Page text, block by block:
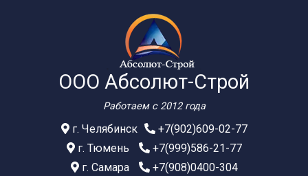
ООО Абсолют-Строй
Работаем с 2012 года
г. Челябинск
+7(902)609-02-77
г. Тюмень
+7(999)586-21-77
г. Самара
+7(908)0400-304